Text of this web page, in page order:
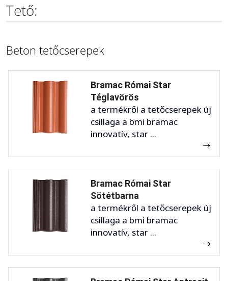
Tető:
Beton tetőcserepek
Bramac Római Star
Téglavörös
a termékről a tetőcserepek új
csillaga a bmi bramac
innovatív, star ...
Bramac Római Star
Sötétbarna
a termékről a tetőcserepek új
csillaga a bmi bramac
innovatív, star ...